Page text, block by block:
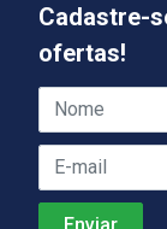
Cadastre-
ofertas!